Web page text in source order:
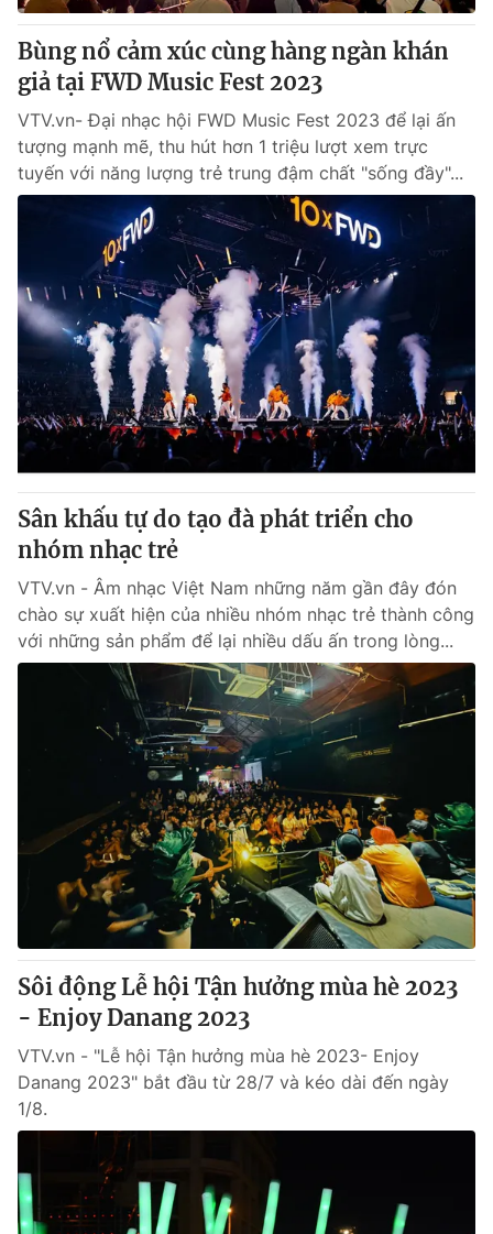
Bùng nổ cảm xúc cùng hàng ngàn khán
giả tại FWD Music Fest 2023
VTV.vn- Đại nhạc hội FWD Music Fest 2023 để lại ấn
tượng mạnh mẽ, thu hút hơn 1 triệu lượt xem trực
tuyến với năng lượng trẻ trung đậm chất "sống đầy"...
Sân khấu tự do tạo đà phát triển cho
nhóm nhạc trẻ
VTV.vn - Âm nhạc Việt Nam những năm gần đây đón
chào sự xuất hiện của nhiều nhóm nhạc trẻ thành công
với những sản phẩm để lại nhiều dấu ấn trong lòng...
Sôi động Lễ hội Tận hưởng mùa hè 2023
- Enjoy Danang 2023
VTV.vn - "Lễ hội Tận hưởng mùa hè 2023- Enjoy
Danang 2023" bắt đầu từ 28/7 và kéo dài đến ngày
1/8.